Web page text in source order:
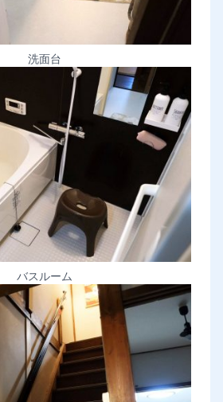
洗面台
バスルーム